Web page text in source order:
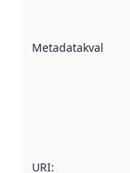
Metadatakvalitet
URI: